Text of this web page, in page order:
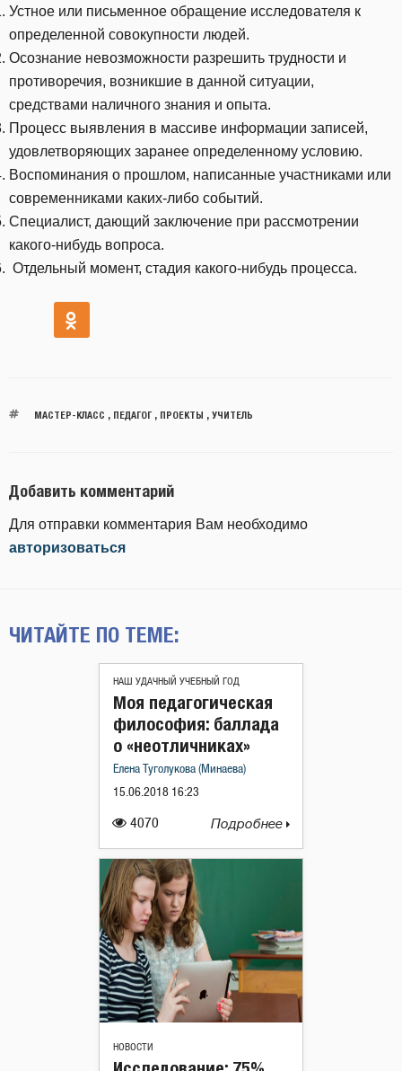
Устное или письменное обращение исследователя к
определенной совокупности людей.
Осознание невозможности разрешить трудности и
противоречия, возникшие в данной ситуации,
средствами наличного знания и опыта.
Процесс выявления в массиве информации записей,
удовлетворяющих заранее определенному условию.
Воспоминания о прошлом, написанные участниками или
современниками каких-либо событий.
Специалист, дающий заключение при рассмотрении
какого-нибудь вопроса.
Отдельный момент, стадия какого-нибудь процесса.
МАСТЕР-КЛАСС , ПЕДАГОГ, ПРОЕКТЫ , УЧИТЕЛЬ
Добавить комментарий
Для отправки комментария Вам необходимо
авторизоваться
ЧИТАЙТЕ ПО ТЕМЕ:
НАШ УДАЧНЫЙ УЧЕБНЫЙ ГОД
4070
Моя педагогическая
философия: баллада
о «неотличниках»
Елена Туголукова (Минаева)
15.06.2018 16:23
Подробнее
НОВОСТИ